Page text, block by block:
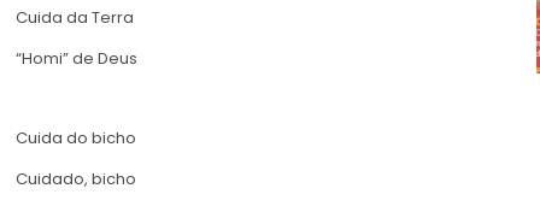
Cuida da Terra
“Homi” de Deus
Cuida do bicho
Cuidado, bicho